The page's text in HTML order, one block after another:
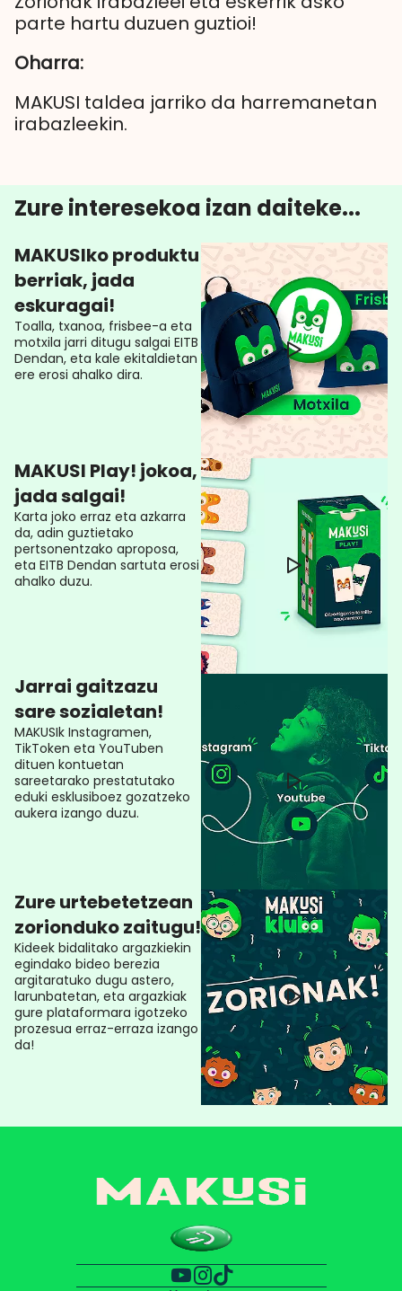
parte hartu duzuen guztioi!
Oharra:
MAKUSI taldea jarriko da harremanetan
irabazleekin.
Zure interesekoa izan daiteke...
MAKUSIko produktu
berriak, jada
eskuragai!
Toalla, txanoa, frisbee-a eta
motxila jarri ditugu salgai EITB
Dendan, eta kale ekitaldietan
ere erosi ahalko dira.
MAKUSI Play! jokoa,
jada salgai!
Karta joko erraz eta azkarra
da, adin guztietako
pertsonentzako aproposa,
eta EITB Dendan sartuta erosi
ahalko duzu.
Jarrai gaitzazu
sare sozialetan!
MAKUSIk Instagramen,
TikToken eta YouTuben
dituen kontuetan
sareetarako prestatutako
eduki esklusiboez gozatzeko
aukera izango duzu.
Zure urtebetetzean
zorionduko zaitugu!
Kideek bidalitako argazkiekin
egindako bideo berezia
argitaratuko dugu astero,
larunbatetan, eta argazkiak
gure plataformara igotzeko
prozesua erraz-erraza izango
da!